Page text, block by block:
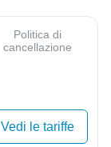
Politica di
cancellazione
Vedi le tariffe